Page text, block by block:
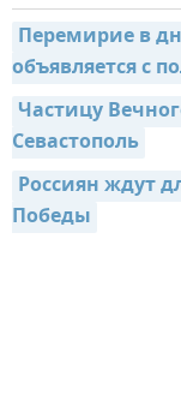
Перемирие в
объявляется с
Частицу
Севастополь
Россиян ждут
Победы